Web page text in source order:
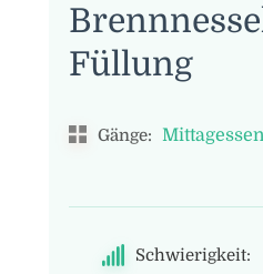
Füllung
Gänge: Mittagessen
Schwierigkeit: